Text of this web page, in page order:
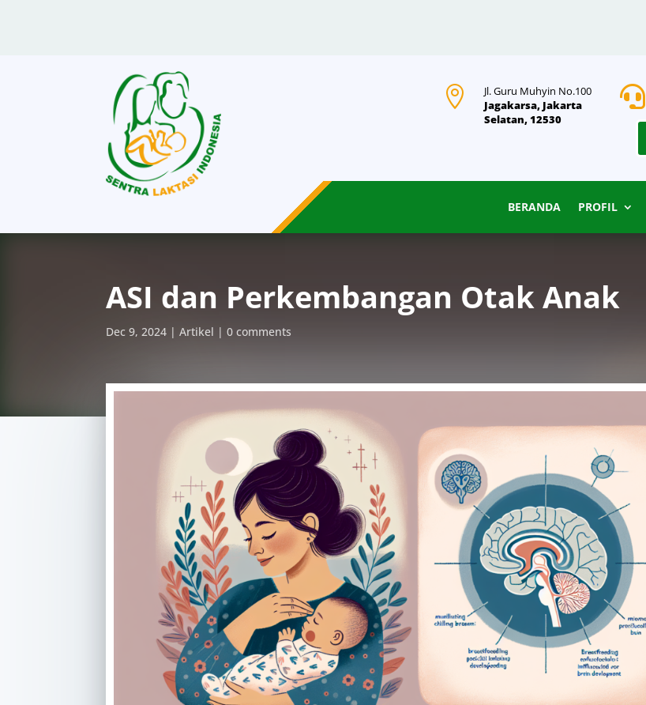

Jl. Guru Muhyin No.100
Jagakarsa, Jakarta
Selatan, 12530

BERANDA PROFIL
ASI dan Perkembangan Otak Anak
Dec 9, 2024 Artikel 0 comments